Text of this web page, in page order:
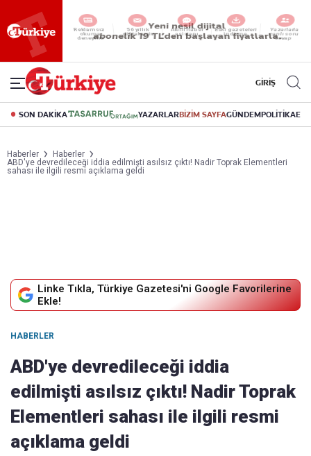
Yeni nesil dijital
abonelik 19 TL’den başlayan fiyatlarla.
GİRİŞ
SON DAKİKA YAZARLARBİZİM SAYFAGÜNDEMPOLİTİKA
Haberler
Haberler
ABD'ye devredileceği iddia edilmişti asılsız çıktı! Nadir Toprak Elementleri
sahası ile ilgili resmi açıklama geldi
Linke Tıkla, Türkiye Gazetesi'ni Google Favorilerine
Ekle!
HABERLER
ABD'ye devredileceği iddia
edilmişti asılsız çıktı! Nadir Toprak
Elementleri sahası ile ilgili resmi
açıklama geldi